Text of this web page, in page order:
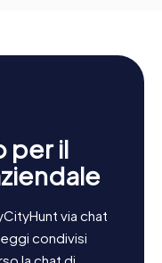
per il
via chat
condivisi